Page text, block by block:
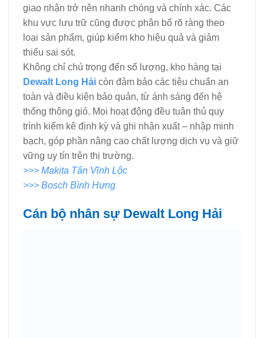
giao nhận trở nên nhanh chóng và chính xác. Các
khu vực lưu trữ cũng được phân bổ rõ ràng theo
loại sản phẩm, giúp kiểm kho hiệu quả và giảm
thiểu sai sót.
Không chỉ chú trọng đến số lượng, kho hàng tại
Dewalt Long Hải còn đảm bảo các tiêu chuẩn an
toàn và điều kiện bảo quản, từ ánh sáng đến hệ
thống thông gió. Mọi hoạt động đều tuân thủ quy
trình kiểm kê định kỳ và ghi nhận xuất – nhập minh
bạch, góp phần nâng cao chất lượng dịch vụ và giữ
vững uy tín trên thị trường.
>>> Makita Tân Vĩnh Lộc
>>> Bosch Bình Hưng
Cán bộ nhân sự Dewalt Long Hải